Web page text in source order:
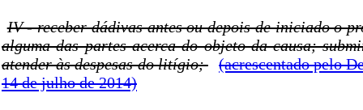
IV - receber dádivas antes ou depois de iniciado o
alguma das partes acerca do objeto da causa;
atender às despesas do litígio;
(acrescentado pelo
14 de julho de 2014)